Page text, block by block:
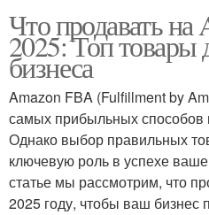
Что продавать
2025: Топ товары
бизнеса
Amazon FBA (Fulfillment by
самых прибыльных способов
Однако выбор правильных
ключевую роль в успехе
статье мы рассмотрим, что
2025 году, чтобы ваш бизнес